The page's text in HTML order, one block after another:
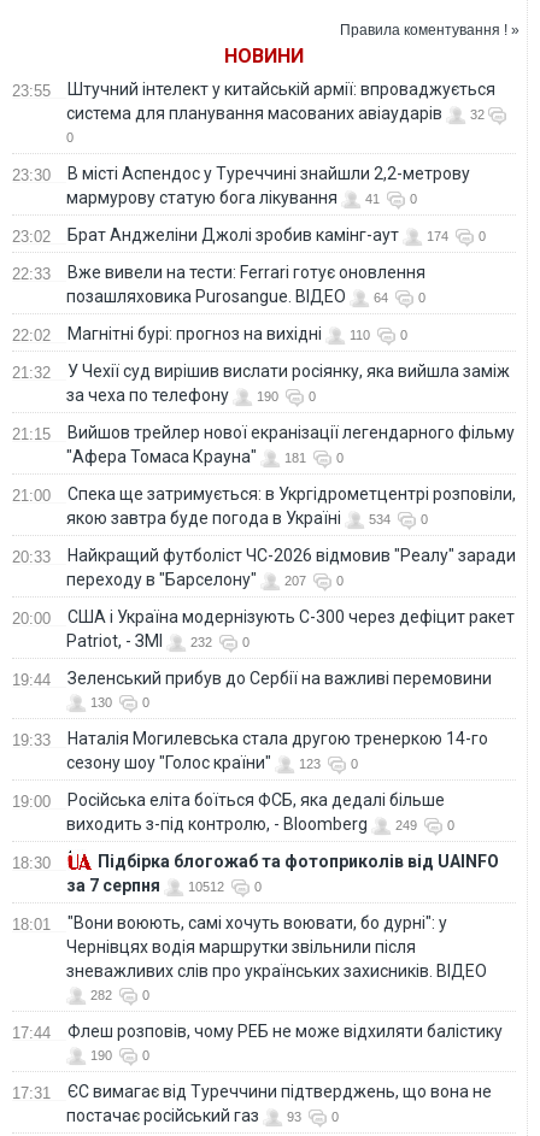
Правила коментування ! »
НОВИНИ
23:55
Штучний інтелект у китайській армії: впроваджується
система для планування масованих авіаударів
32
0
23:30
В місті Аспендос у Туреччині знайшли 2,2-метрову
мармурову статую бога лікування
41 0
23:02 Брат Анджеліни Джолі зробив камінг-аут 174 0
22:33
Вже вивели на тести: Ferrari готує оновлення
позашляховика Purosangue. ВІДЕО
64 0
22:02 Магнітні бурі: прогноз на вихідні 110 0
21:32
У Чехії суд вирішив вислати росіянку, яка вийшла заміж
за чеха по телефону
190 0
21:15
Вийшов трейлер нової екранізації легендарного фільму
"Афера Томаса Крауна"
181 0
21:00
Спека ще затримується: в Укргідрометцентрі розповіли,
якою завтра буде погода в Україні
534 0
20:33
Найкращий футболіст ЧС-2026 відмовив "Реалу" заради
переходу в "Барселону"
207 0
20:00
США і Україна модернізують С-300 через дефіцит ракет
Patriot, - ЗМІ
232 0
19:44 Зеленський прибув до Сербії на важливі перемовини
130 0
19:33
Наталія Могилевська стала другою тренеркою 14-го
сезону шоу "Голос країни"
123 0
19:00
Російська еліта боїться ФСБ, яка дедалі більше
виходить з-під контролю, - Bloomberg
249 0
18:30
Підбірка блогожаб та фотоприколів від UAINFO
за 7 серпня
10512 0
18:01
"Вони воюють, самі хочуть воювати, бо дурні": у
Чернівцях водія маршрутки звільнили після
зневажливих слів про українських захисників. ВІДЕО
282 0
17:44 Флеш розповів, чому РЕБ не може відхиляти балістику
190 0
17:31
ЄС вимагає від Туреччини підтверджень, що вона не
постачає російський газ
93 0